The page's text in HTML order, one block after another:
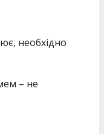
необхідно
– не